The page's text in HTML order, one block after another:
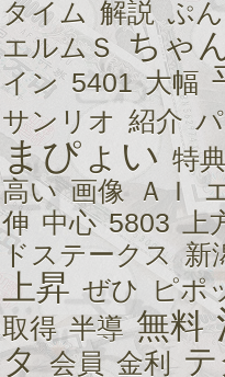
タイム 解説 ぷん
エルムＳ ちゃ
イン 5401 大幅
サンリオ 紹介
まぴょい 特
高い 画像 ＡＩ
伸 中心 5803 上
ドステークス 新
上昇 ぜひ
ピポ
取得 半導 無料
タ 会員 金利